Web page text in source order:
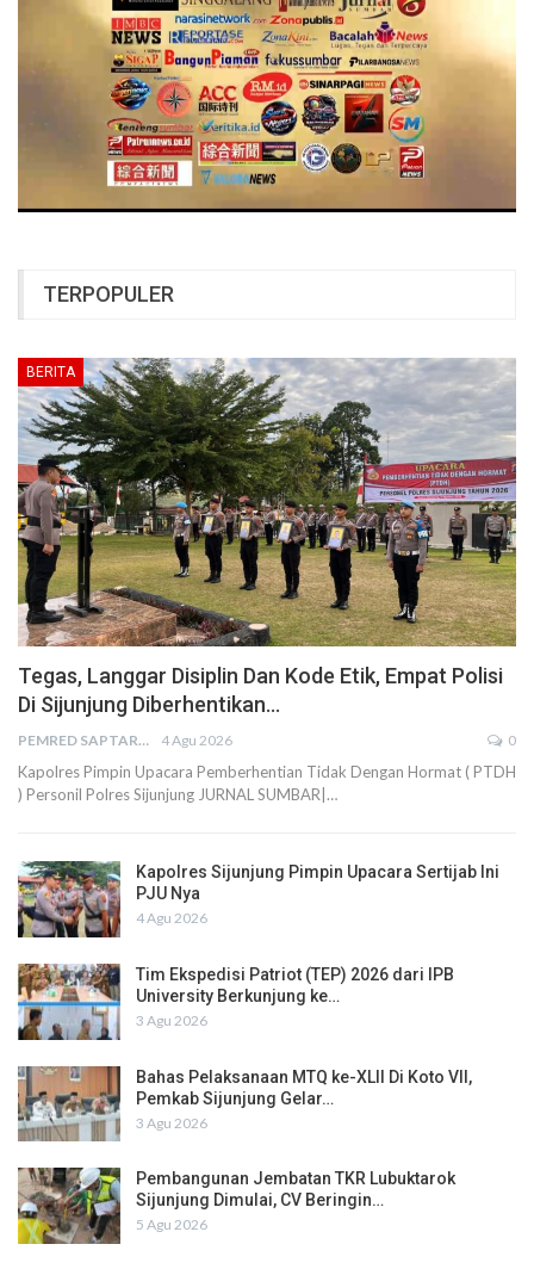
TERPOPULER
BERITA
Tegas, Langgar Disiplin Dan Kode Etik, Empat Polisi
Di Sijunjung Diberhentikan…
PEMRED SAPTARIUS 4 Agu 2026 0
Kapolres Pimpin Upacara Pemberhentian Tidak Dengan Hormat ( PTDH
) Personil Polres Sijunjung JURNAL SUMBAR|…
Kapolres Sijunjung Pimpin Upacara Sertijab Ini
PJU Nya
4 Agu 2026
Tim Ekspedisi Patriot (TEP) 2026 dari IPB
University Berkunjung ke…
3 Agu 2026
Bahas Pelaksanaan MTQ ke-XLII Di Koto VII,
Pemkab Sijunjung Gelar…
3 Agu 2026
Pembangunan Jembatan TKR Lubuktarok
Sijunjung Dimulai, CV Beringin…
5 Agu 2026